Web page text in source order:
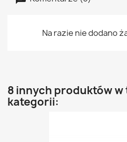
Na razie nie dodano
8 innych produktów w
kategorii: